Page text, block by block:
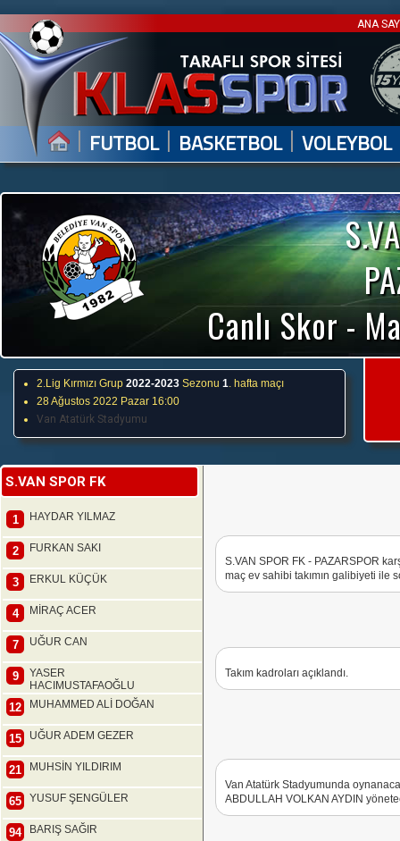
ANA
| FUTBOL | BASKETBOL | VOLEYBOL
Canlı Skor -
2.Lig Kırmızı Grup 2022-2023 Sezonu 1. hafta maçı
28 Ağustos 2022 Pazar 16:00
Van Atatürk Stadyumu
S.VAN SPOR FK
1 HAYDAR YILMAZ
2 FURKAN SAKI
3 ERKUL KÜÇÜK
4 MİRAÇ ACER
7 UĞUR CAN
9
YASER
HACIMUSTAFAOĞLU
12 MUHAMMED ALİ DOĞAN
15 UĞUR ADEM GEZER
21 MUHSİN YILDIRIM
65 YUSUF ŞENGÜLER
94 BARIŞ SAĞIR
S.VAN SPOR FK - PAZARSPOR
maç ev sahibi takımın galibiyeti ile
Takım kadroları açıklandı.
Van Atatürk Stadyumunda
ABDULLAH VOLKAN AYDIN